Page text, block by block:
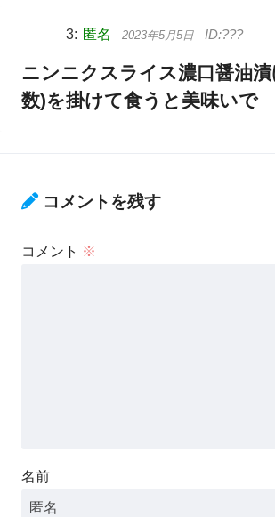
匿名 2023年5月5日
ニンニクスライス濃口醤油漬
数)を掛けて食うと美味いで
コメントを残す
コメント ※
名前